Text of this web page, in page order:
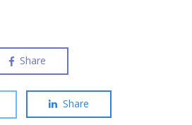
Share
Share